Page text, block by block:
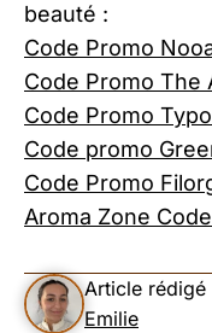
beauté :
Code Promo
Code Promo The
Code Promo
Code promo
Code Promo
Aroma Zone
Article rédigé
Emilie